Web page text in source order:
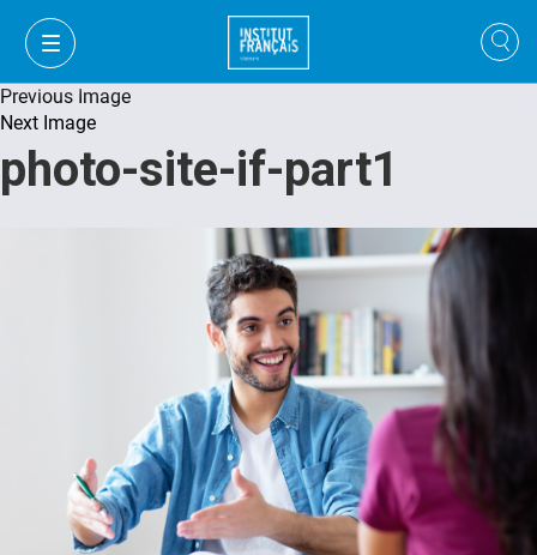
VI
VI
Previous Image
Next Image
photo-site-if-part1